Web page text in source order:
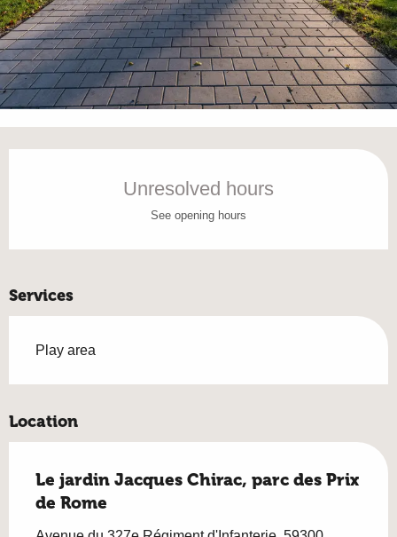
Unresolved hours
See opening hours
Services
Play area
Location
Le jardin Jacques Chirac, parc des Prix
de Rome